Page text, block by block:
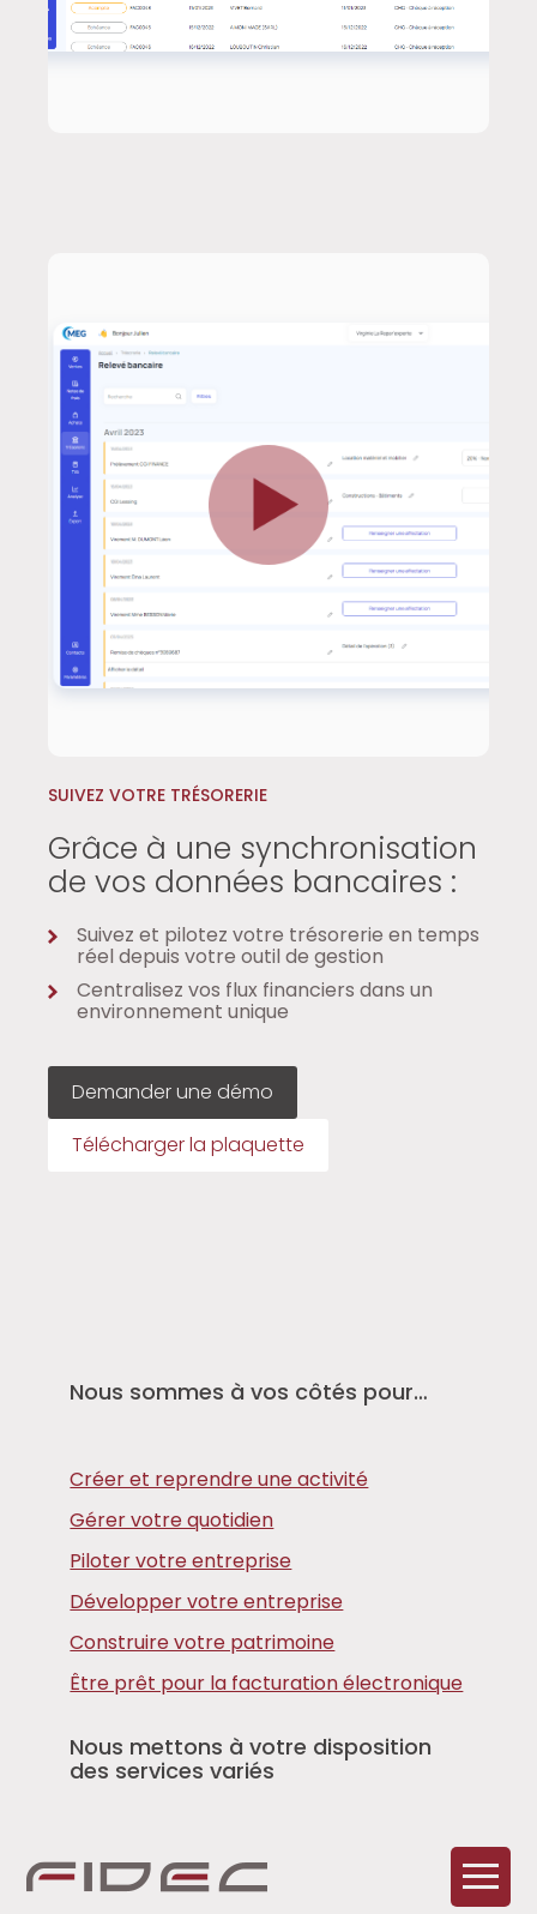
Aller
SUIVEZ VOTRE TRÉSORERIE
Grâce à une synchronisation
de vos données bancaires :
Suivez et pilotez votre trésorerie en temps
réel depuis votre outil de gestion
Centralisez vos flux financiers dans un
environnement unique
Demander une démo
Télécharger la plaquette
Nous sommes à vos côtés pour…
Créer et reprendre une activité
Gérer votre quotidien
Piloter votre entreprise
Développer votre entreprise
Construire votre patrimoine
Être prêt pour la facturation électronique
Nous mettons à votre disposition
des services variés
Comptabilité
Fiscalité